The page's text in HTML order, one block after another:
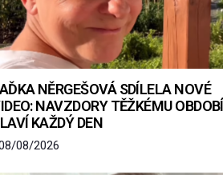
NĚRGEŠOVÁ SDÍLELA NOVÉ
NAVZDORY TĚŽKÉMU OBDOBÍ
KAŽDÝ DEN
08/2026